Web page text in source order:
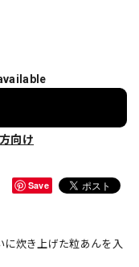
向け
Save
に炊き上げた粒あんを入